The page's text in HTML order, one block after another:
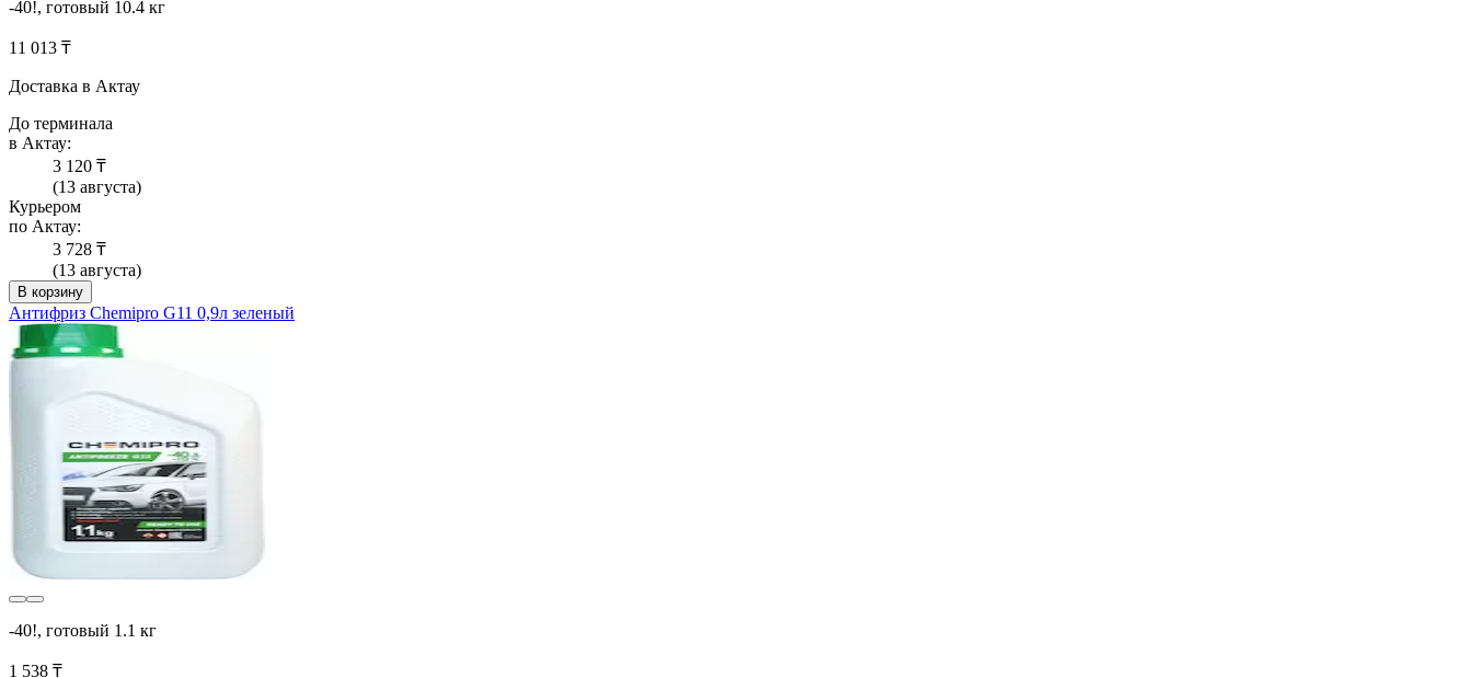
-40!, готовый 10.4 кг
11 013 ₸
Доставка в Актау
До терминала
в Актау:
3 120 ₸
(13 августа)
Курьером
по Актау:
3 728 ₸
(13 августа)
В корзину
Антифриз Chemipro G11 0,9л зеленый
-40!, готовый 1.1 кг
1 538 ₸